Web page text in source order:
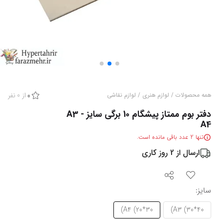
همه محصولات / لوازم هنری / لوازم نقاشی 0 از 0 نفر
دفتر بوم ممتاز پیشگام 10 برگی سایز A3 -
A4
تنها 2 عدد باقی مانده است.
ارسال از 2 روز کاری
سایز:
A3 (30*40)
A4 (20*30)